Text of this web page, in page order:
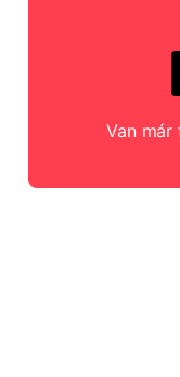
Van már